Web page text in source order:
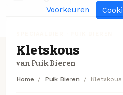
Kletskous
van Puik Bieren
Home Puik Bieren Kletskous
Voorkeuren